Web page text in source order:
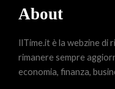
About
IlTime.it è la webzine di
rimanere sempre
economia, finanza,